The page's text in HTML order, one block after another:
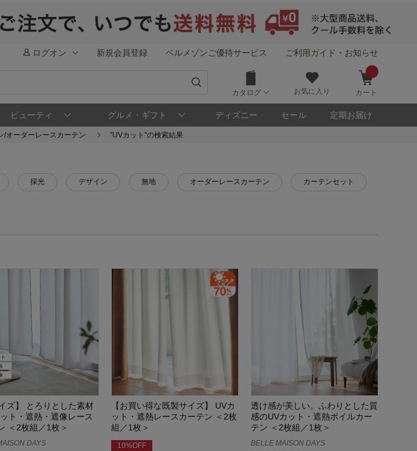
ログオン 新規会員登録 ベルメゾンご優待サービス ご利用ガイド・お知らせ
カタログ お気に入り カート
ビューティ グルメ・ギフト ディズニー セール 定期お届け
/オーダーレースカーテン "UVカット"の検索結果
採光 デザイン 無地 オーダーレースカーテン カーテンセット
ズ】 とろりとした素材
ト・遮熱・遮像レース
＜2枚組／1枚＞
DAYS
【お買い得な既製サイズ】 UVカ
ット・遮熱レースカーテン ＜2枚
組／1枚＞
10%OFF
透け感が美しい。ふわりとした質
感のUVカット・遮熱ボイルカー
テン ＜2枚組／1枚＞
BELLE MAISON DAYS